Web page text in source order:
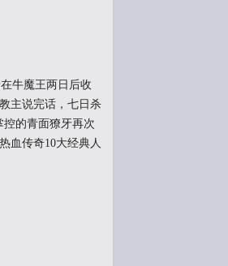
牛魔王两日后收
主说完话，七日杀
的青面獠牙再次
血传奇10大经典人